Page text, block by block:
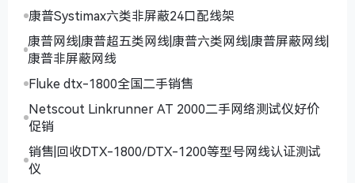
康普Systimax六类非屏蔽24口配线架
康普网线|康普超五类网线|康普六类网线|康普屏蔽网线|
康普非屏蔽网线
Fluke dtx-1800全国二手销售
Netscout Linkrunner AT 2000二手网络测试仪好价
促销
销售|回收DTX-1800/DTX-1200等型号网线认证测试
仪